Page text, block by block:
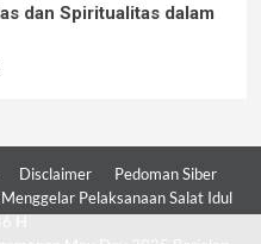
dan Spiritualitas dalam
Disclaimer
Pedoman Siber
Pelaksanaan Salat Idul